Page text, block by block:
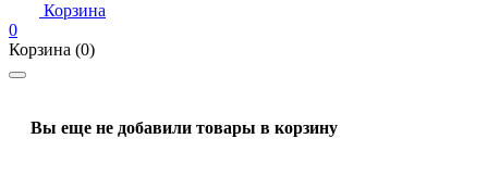
Корзина
0
Корзина (0)
Вы еще не добавили товары в корзину